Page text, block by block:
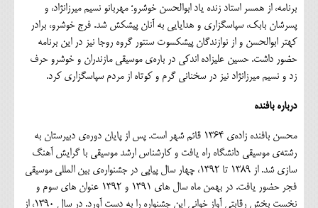
برنامه، از همسر استاد زنده یاد ابوالحسن خوشرو؛ مهربانو نسیم میرزانژاد، و
پسرشان بابک، سپاسگزاری و هدایایی به آنان پیشکش شد. فرج خوشرو، برادر
کهتر ابوالحسن و از نوازندگان پیشکسوت سنتور گروه روجا نیز در این برنامه
حضور داشت. حسین علیزاده اندکی در باره‌ی موسیقی مازندران و خوشرو حرف
زد و نسیم میرزانژاد نیز در سخنانی گرم و کوتاه از مردم سپاسگزاری کرد.
درباره بافنده
محسن بافنده زاده‌ی ۱۳۶۴ قائم شهر است. پس از پایان دوره‌ی دبیرستان به
رشته‌ی موسیقی دانشگاه راه یافت و کارشناس ارشد موسیقی با گرایش آهنگ
سازی شد. از ۱۳۸۹ تا ۱۳۹۲، چهار سال پیاپی در جشنواره‌ی بین المللی موسیقی
فجر حضور یافت. در بهمن ماه سال های ۱۳۹۱ و ۱۳۹۲ عنوان های سوم و
نخست بخش رقابتی آواز خوانی این جشنواره را به دست آورد. در سال ۱۳۹۰، از